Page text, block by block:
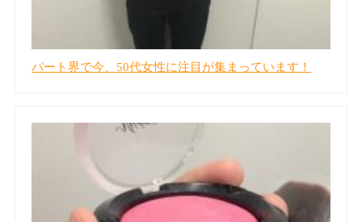
パート界で今、50代女性に注目が集まっています！